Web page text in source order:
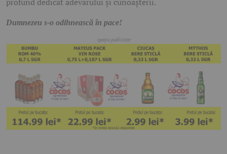
profund dedicat adevărului și cunoașterii.
Dumnezeu s-o odihnească în pace!